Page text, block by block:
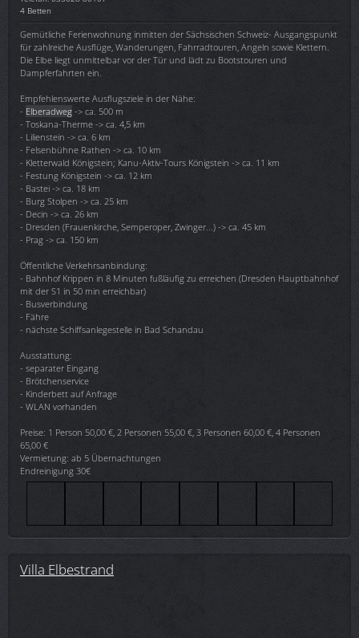
4 Betten
Gemütliche Ferienwohnung inmitten der Sächsischen Schweiz- Ausgangspunkt
für zahlreiche Ausflüge, Wanderungen, Fahrradtouren, Angeln sowie Klettern.
Die Elbe liegt unmittelbar vor der Tür und lädt zu Bootstouren und
Dampferfahrten ein.
Empfehlenswerte Ausflugsziele in der Nähe:
- Elberadweg -> ca. 500 m
- Toskana-Therme -> ca. 4,5 km
- Lilienstein -> ca. 6 km
- Felsenbühne Rathen -> ca. 10 km
- Kletterwald Königstein; Kanu-Aktiv-Tours Königstein -> ca. 11 km
- Festung Königstein -> ca. 12 km
- Bastei -> ca. 18 km
- Burg Stolpen -> ca. 25 km
- Decin -> ca. 26 km
- Dresden (Frauenkirche, Semperoper, Zwinger...) -> ca. 45 km
- Prag -> ca. 150 km
Öffentliche Verkehrsanbindung:
- Bahnhof Krippen in 8 Minuten fußläufig zu erreichen (Dresden Hauptbahnhof
mit der S1 in 50 min erreichbar)
- Busverbindung
- Fähre
- nächste Schiffsanlegestelle in Bad Schandau
Ausstattung:
- separater Eingang
- Brötchenservice
- Kinderbett auf Anfrage
- WLAN vorhanden
Preise: 1 Person 50,00 €, 2 Personen 55,00 €, 3 Personen 60,00 €, 4 Personen
65,00 €
Vermietung: ab 5 Übernachtungen
Endreinigung 30€
Villa Elbestrand